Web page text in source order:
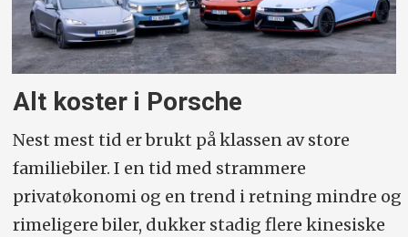
Alt koster i Porsche
Nest mest tid er brukt på klassen av store
familiebiler. I en tid med strammere
privatøkonomi og en trend i retning mindre og
rimeligere biler, dukker stadig flere kinesiske